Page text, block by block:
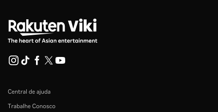
Central de ajuda
Trabalhe Conosco